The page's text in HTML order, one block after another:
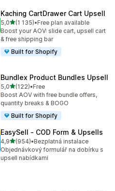
Kaching CartDrawer Cart Upsell
5,0z 5 hvězd
(1 135)
Celkový počet recenzí: 1135
•Free plan available
Boost your AOV: slide cart, upsell cart
& free shipping bar
Built for Shopify
Bundlex Product Bundles Upsell
5,0z 5 hvězd
(122)
Celkový počet recenzí: 122
•Free
Boost AOV with free bundle offers,
quantity breaks & BOGO
Built for Shopify
EasySell ‑ COD Form & Upsells
4,9z 5 hvězd
(954)
Celkový počet recenzí: 954
•Bezplatná instalace
Objednávkový formulář na dobírku s
upsell nabídkami